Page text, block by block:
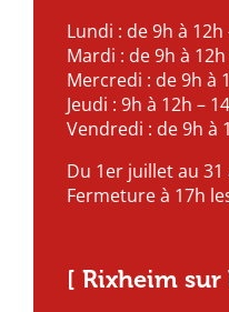
Lundi : de 9h à 12h
Mardi : de 9h à
Mercredi : de 9h à
Jeudi : 9h à 12h –
Vendredi : de 9h à
Du 1er juillet au 31
Fermeture à 17h
[ Rixheim sur